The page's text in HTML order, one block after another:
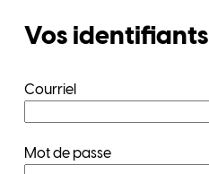
Vos identifiants
Courriel
Mot de passe